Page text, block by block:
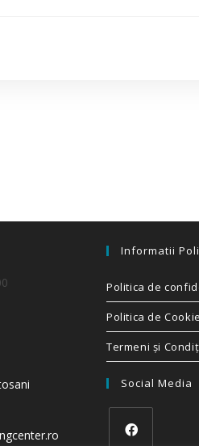
Informatii
Politica de
Politica de
Termeni și
Social Media